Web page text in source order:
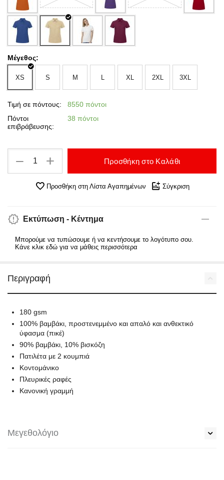
Μέγεθος:
XS S M L XL 2XL 3XL
Τιμή σε πόντους:
8550 πόντοι
Πόντοι
επιβράβευσης:
38 πόντοι
+
− Προσθήκη στο Καλάθι
Προσθήκη στη Λίστα Αγαπημένων Σύγκριση
Εκτύπωση - Κέντημα
Μπορούμε να τυπώσουμε ή να κεντήσουμε το λογότυπο σου.
Κάνε κλικ εδώ για να μάθεις περισσότερα
Περιγραφή
180 gsm
100% βαμβάκι, προστενεμμένο και απαλό και ανθεκτικό
ύφασμα (πικέ)
90% βαμβάκι, 10% βισκόζη
Πατιλέτα με 2 κουμπιά
Κοντομάνικο
Πλευρικές ραφές
Κανονική γραμμή
Μεγεθολόγιο